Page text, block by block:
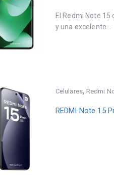
El Redmi Note
y una excelente...
Celulares, Redmi
REDMI Note 15